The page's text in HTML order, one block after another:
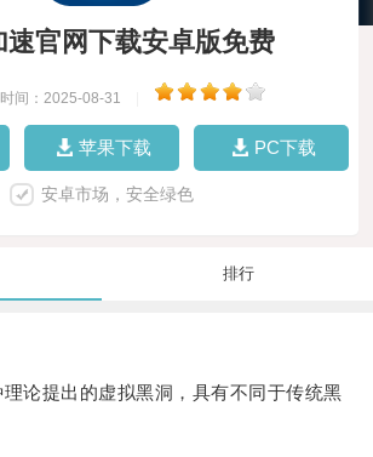
速官网下载安卓版免费
时间：2025-08-31
苹果下载 PC下载
安卓市场，安全绿色
排行
提出的虚拟黑洞，具有不同于传统黑